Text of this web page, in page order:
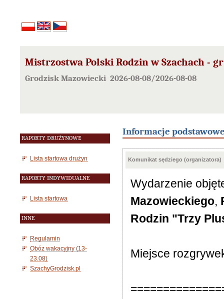
Mistrzostwa Polski Rodzin w Szachach -
Grodzisk Mazowiecki 2026-08-08/2026-08-08
RAPORTY DRUŻYNOWE
Lista startowa drużyn
RAPORTY INDYWIDUALNE
Lista startowa
INNE
Regulamin
Obóz wakacyjny (13-
23.08)
SzachyGrodzisk.pl
Informacje
Komunikat sędziego (organizatora)
Wydarzenie
Mazowieckiego,
Rodzin "Trzy
Miejsce